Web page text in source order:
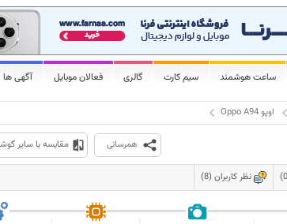
ساعت هوشمند سیم کارت گالری فعالان موبایل آگهی ها
اوپو Oppo A94
همرسانی مقایسه با سایر
نظر کاربران (8)